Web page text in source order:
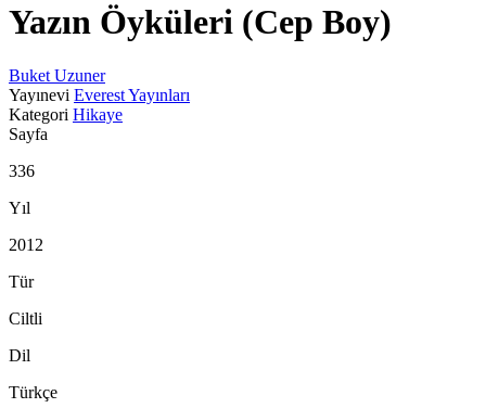
Yazın Öyküleri (Cep Boy)
Buket Uzuner
Yayınevi Everest Yayınları
Kategori Hikaye
Sayfa
336
Yıl
2012
Tür
Ciltli
Dil
Türkçe